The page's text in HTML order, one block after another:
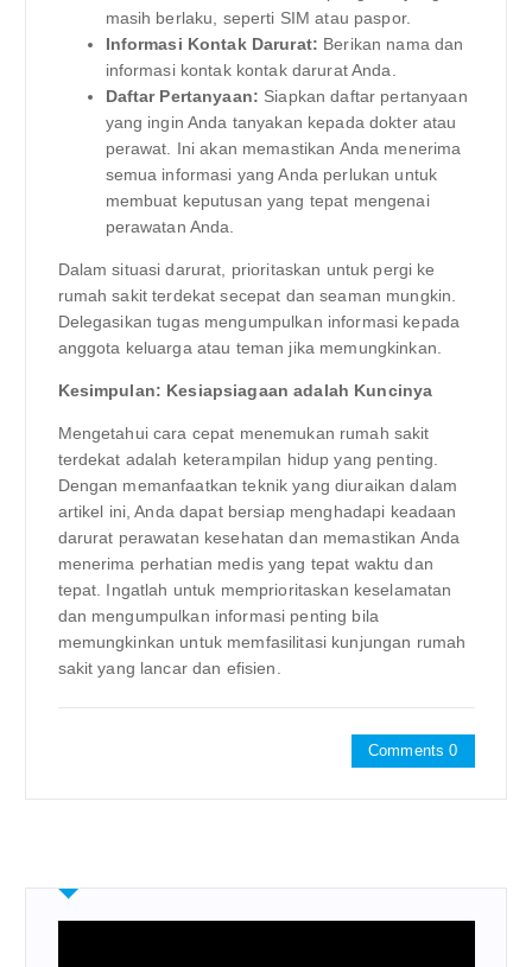
masih berlaku, seperti SIM atau paspor.
Informasi Kontak Darurat: Berikan nama dan
informasi kontak kontak darurat Anda.
Daftar Pertanyaan: Siapkan daftar pertanyaan
yang ingin Anda tanyakan kepada dokter atau
perawat. Ini akan memastikan Anda menerima
semua informasi yang Anda perlukan untuk
membuat keputusan yang tepat mengenai
perawatan Anda.
Dalam situasi darurat, prioritaskan untuk pergi ke
rumah sakit terdekat secepat dan seaman mungkin.
Delegasikan tugas mengumpulkan informasi kepada
anggota keluarga atau teman jika memungkinkan.
Kesimpulan: Kesiapsiagaan adalah Kuncinya
Mengetahui cara cepat menemukan rumah sakit
terdekat adalah keterampilan hidup yang penting.
Dengan memanfaatkan teknik yang diuraikan dalam
artikel ini, Anda dapat bersiap menghadapi keadaan
darurat perawatan kesehatan dan memastikan Anda
menerima perhatian medis yang tepat waktu dan
tepat. Ingatlah untuk memprioritaskan keselamatan
dan mengumpulkan informasi penting bila
memungkinkan untuk memfasilitasi kunjungan rumah
sakit yang lancar dan efisien.
Comments 0